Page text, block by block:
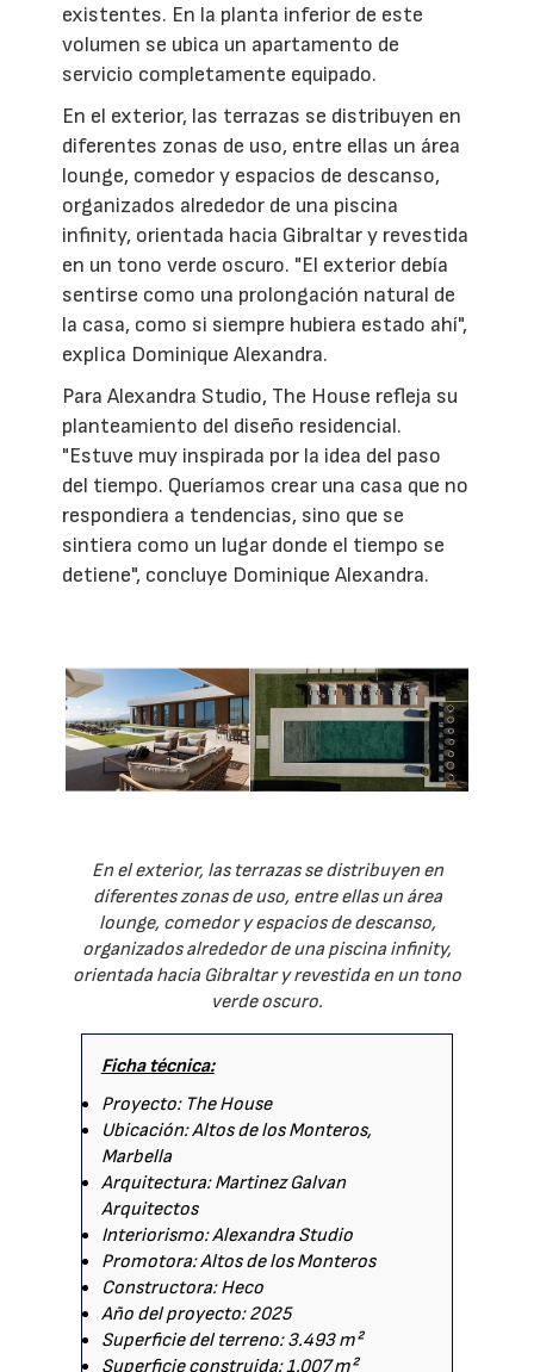
existentes. En la planta inferior de este
volumen se ubica un apartamento de
servicio completamente equipado.
En el exterior, las terrazas se distribuyen en
diferentes zonas de uso, entre ellas un área
lounge, comedor y espacios de descanso,
organizados alrededor de una piscina
infinity, orientada hacia Gibraltar y revestida
en un tono verde oscuro. "El exterior debía
sentirse como una prolongación natural de
la casa, como si siempre hubiera estado ahí",
explica Dominique Alexandra.
Para Alexandra Studio, The House refleja su
planteamiento del diseño residencial.
"Estuve muy inspirada por la idea del paso
del tiempo. Queríamos crear una casa que no
respondiera a tendencias, sino que se
sintiera como un lugar donde el tiempo se
detiene", concluye Dominique Alexandra.
En el exterior, las terrazas se distribuyen en
diferentes zonas de uso, entre ellas un área
lounge, comedor y espacios de descanso,
organizados alrededor de una piscina infinity,
orientada hacia Gibraltar y revestida en un tono
verde oscuro.
Ficha técnica:
Proyecto: The House
Ubicación: Altos de los Monteros,
Marbella
Arquitectura: Martinez Galvan
Arquitectos
Interiorismo: Alexandra Studio
Promotora: Altos de los Monteros
Constructora: Heco
Año del proyecto: 2025
Superficie del terreno: 3.493 m²
Superficie construida: 1.007 m²